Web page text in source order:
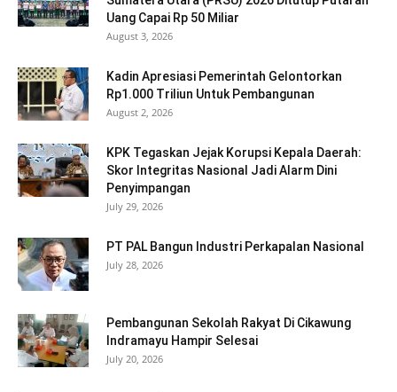
Uang Capai Rp 50 Miliar
August 3, 2026
Kadin Apresiasi Pemerintah Gelontorkan
Rp1.000 Triliun Untuk Pembangunan
August 2, 2026
KPK Tegaskan Jejak Korupsi Kepala Daerah:
Skor Integritas Nasional Jadi Alarm Dini
Penyimpangan
July 29, 2026
PT PAL Bangun Industri Perkapalan Nasional
July 28, 2026
Pembangunan Sekolah Rakyat Di Cikawung
Indramayu Hampir Selesai
July 20, 2026